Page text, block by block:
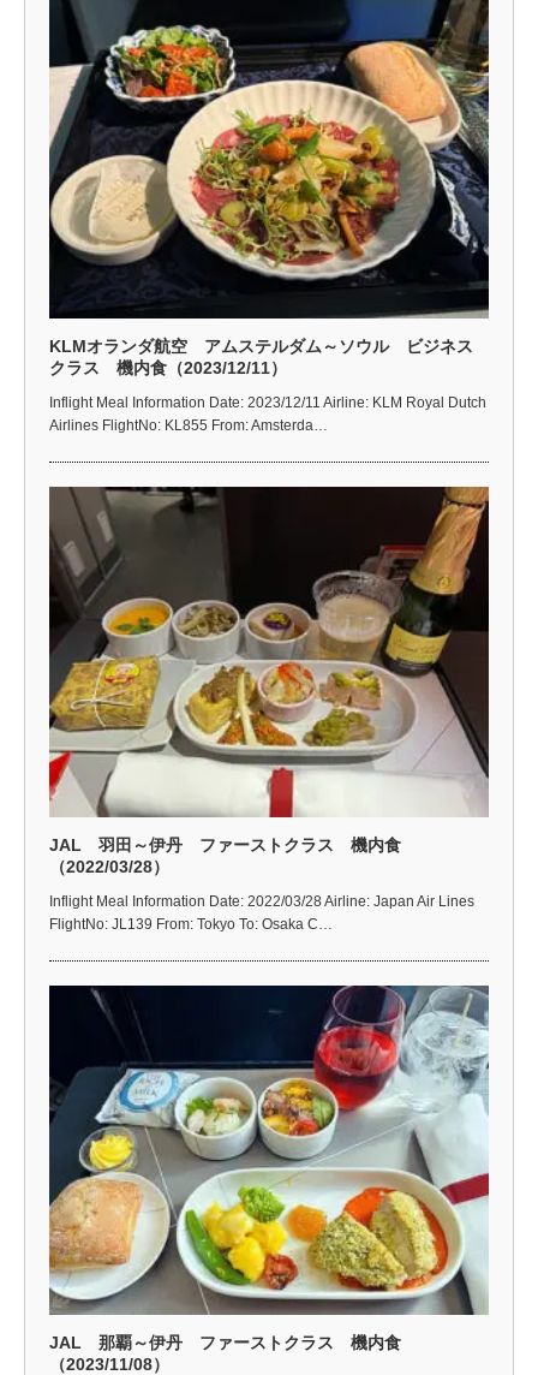
KLMオランダ航空 アムステルダム～ソウル ビジネス
クラス 機内食（2023/12/11）
Inflight Meal Information Date: 2023/12/11 Airline: KLM Royal Dutch
Airlines FlightNo: KL855 From: Amsterda…
JAL 羽田～伊丹 ファーストクラス 機内食
（2022/03/28）
Inflight Meal Information Date: 2022/03/28 Airline: Japan Air Lines
FlightNo: JL139 From: Tokyo To: Osaka C…
JAL 那覇～伊丹 ファーストクラス 機内食
（2023/11/08）